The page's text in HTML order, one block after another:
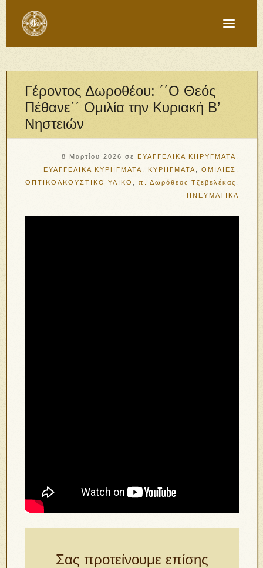
Γέροντος Δωροθέου: ΄΄Ο Θεός
Πέθανε΄΄ Ομιλία την Κυριακή Β’
Νηστειών
8 Μαρτίου 2026 σε ΕΥΑΓΓΕΛΙΚΑ ΚΗΡΥΓΜΑΤΑ
ΕΥΑΓΓΕΛΙΚΑ ΚΥΡΗΓΜΑΤΑ
ΚΥΡΗΓΜΑΤΑ ΟΜΙΛΙΕΣ
ΟΠΤΙΚΟΑΚΟΥΣΤΙΚΟ ΥΛΙΚΟ
π. Δωρόθεος Τζεβελέκας
ΠΝΕΥΜΑΤΙΚΑ
Σας προτείνουμε επίσης